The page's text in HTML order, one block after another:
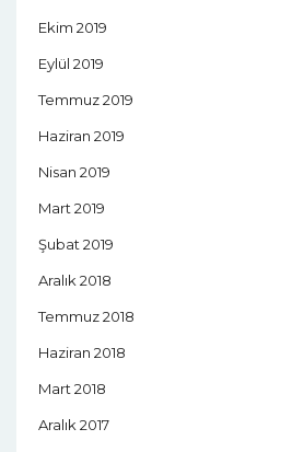
Ekim 2019
Eylül 2019
Temmuz 2019
Haziran 2019
Nisan 2019
Mart 2019
Şubat 2019
Aralık 2018
Temmuz 2018
Haziran 2018
Mart 2018
Aralık 2017